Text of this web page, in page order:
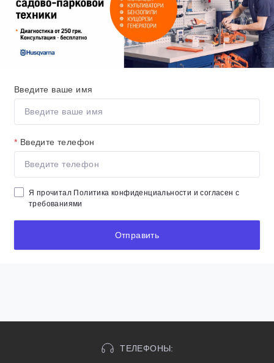
Введите ваше имя
* Введите телефон
Я прочитал Политика конфиденциальности и согласен с
требованиями
Отправить
ТЕЛЕФОНЫ: